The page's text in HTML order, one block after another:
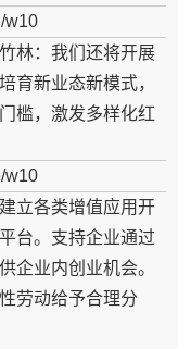
林：我们还将开展
育新业态新模式，
槛，激发多样化红
立各类增值应用开
台。支持企业通过
企业内创业机会。
劳动给予合理分